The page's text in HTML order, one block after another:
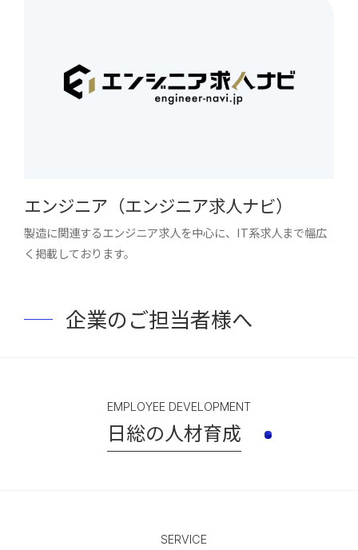
エンジニア（エンジニア求人ナビ）
製造に関連するエンジニア求人を中心に、IT系求人まで幅広
く掲載しております。
企業のご担当者様へ
EMPLOYEE DEVELOPMENT
日総の人材育成
SERVICE